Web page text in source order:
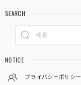
SEARCH
NOTICE
プライバシーポリシー